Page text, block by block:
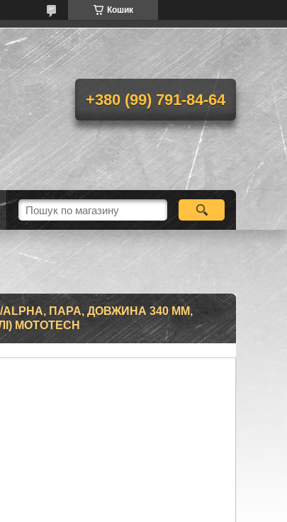
Кошик
+380 (99) 791-84-64
ПАРА, ДОВЖИНА 340 ММ,
MOTOTECH